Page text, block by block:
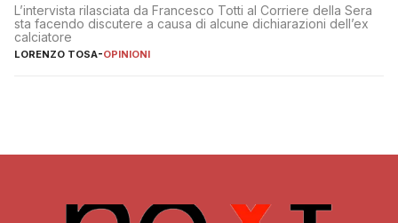
L’intervista rilasciata da Francesco Totti al Corriere della Sera
sta facendo discutere a causa di alcune dichiarazioni dell’ex
calciatore
LORENZO TOSA-OPINIONI